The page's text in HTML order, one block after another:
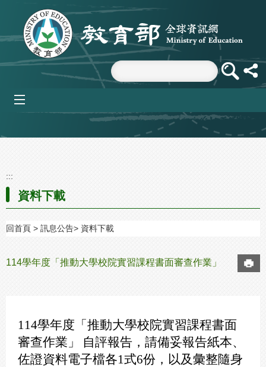
跳到主要內容區塊
:::
資料下載
回首頁 訊息公告 資料下載
114學年度「推動大學校院實習課程書面審查作業」
114學年度「推動大學校院實習課程書面
審查作業」
自評報告，請備妥報告紙本、
佐證資料電子檔各1式6份，以及彙整隨身